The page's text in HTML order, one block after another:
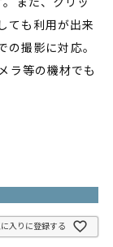
ても利用が出来
の撮影に対応。
ラ等の機材でも
入りに登録する